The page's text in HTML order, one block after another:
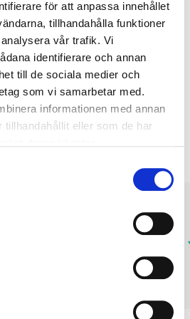
för att anpassa innehållet
tillhandahålla funktioner
vår trafik. Vi
identifierare och annan
till de sociala medier och
som vi samarbetar med.
informationen med annan
tillhandahållit eller som de har
Köp & Hämta
2 timmar! För mer information om
och våra villkor.
LÄS MER
köpte också